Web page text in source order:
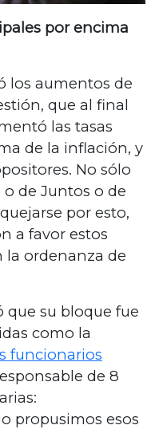
por encima
los aumentos de
que al final
las tasas
de la inflación, y
No sólo
de Juntos o de
por esto,
a favor estos
ordenanza de
que su bloque fue
como la
funcionarios
de 8
propusimos esos